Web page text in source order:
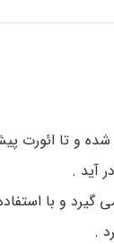
و تا ائورت
آید .
گیرد و با
.